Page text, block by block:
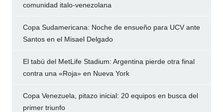
comunidad italo-venezolana
Copa Sudamericana: Noche de ensueño para UCV ante
Santos en el Misael Delgado
El tabú del MetLife Stadium: Argentina pierde otra final
contra una «Roja» en Nueva York
Copa Venezuela, pitazo inicial: 20 equipos en busca del
primer triunfo